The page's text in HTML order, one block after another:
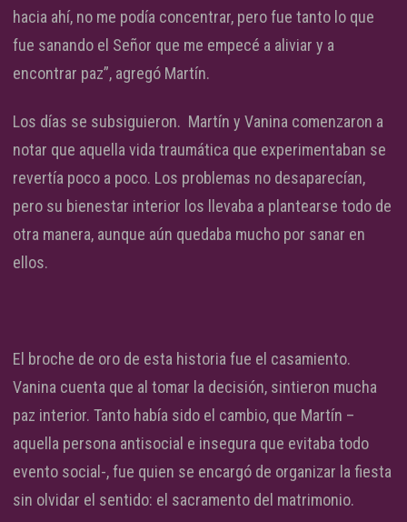
hacia ahí, no me podía concentrar, pero fue tanto lo que
fue sanando el Señor que me empecé a aliviar y a
encontrar paz”, agregó Martín.
Los días se subsiguieron. Martín y Vanina comenzaron a
notar que aquella vida traumática que experimentaban se
revertía poco a poco. Los problemas no desaparecían,
pero su bienestar interior los llevaba a plantearse todo de
otra manera, aunque aún quedaba mucho por sanar en
ellos.
El broche de oro de esta historia fue el casamiento.
Vanina cuenta que al tomar la decisión, sintieron mucha
paz interior. Tanto había sido el cambio, que Martín –
aquella persona antisocial e insegura que evitaba todo
evento social-, fue quien se encargó de organizar la fiesta
sin olvidar el sentido: el sacramento del matrimonio.